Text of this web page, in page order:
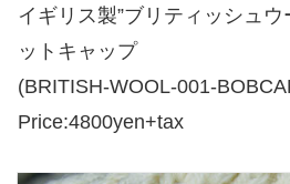
イギリス製”ブリティッシュ
ットキャップ
(BRITISH-WOOL-001-
Price:4800yen+tax